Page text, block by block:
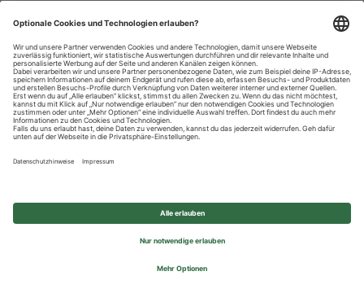
Datenschutzhinweise
Impressum
Privatsphäre-Einstellungen
© 2026 REWE Group - All rights reserved